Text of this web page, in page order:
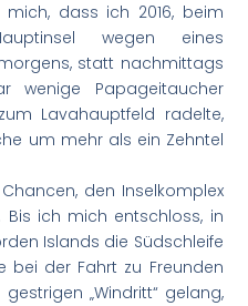
dass ich 2016, beim
wegen eines
statt nachmittags
wenige Papageitaucher
Lavahauptfeld radelte,
um mehr als ein Zehntel
den Inselkomplex
ich mich entschloss, in
Islands die Südschleife
bei der Fahrt zu Freunden
„Windritt“ gelang,